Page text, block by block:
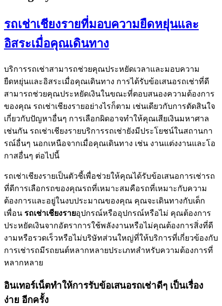
รถเช่าเชียงรายที่มอบความยืดหยุ่นและ
อิสระเมื่อคุณเดินทาง
บริการรถเช่าสามารถช่วยคุณประหยัดเวลาและมอบความ
ยืดหยุ่นและอิสระเมื่อคุณเดินทาง การได้รับข้อเสนอรถเช่าที่ดี
สามารถช่วยคุณประหยัดเงินในขณะที่ตอบสนองความต้องการ
ของคุณ รถเช่าเชียงรายอย่างไรก็ตาม เช่นเดียวกับการตัดสินใจ
เกี่ยวกับปัญหาอื่นๆ การเลือกผิดอาจทำให้คุณเสียเงินมหาศาล
เช่นกัน รถเช่าเชียงรายบริการรถเช่ายังมีประโยชน์ในสถานกา
รณ์อื่นๆ นอกเหนือจากเมื่อคุณเดินทาง เช่น งานแต่งงานและโอ
กาสอื่นๆ ต่อไปนี้
รถเช่าเชียงรายเป็นตัวชี้เพื่อช่วยให้คุณได้รับข้อเสนอการเช่ารถ
ที่ดีการเลือกรถของคุณรถที่เหมาะสมคือรถที่เหมาะกับความ
ต้องการและอยู่ในงบประมาณของคุณ คุณจะเดินทางกับเด็ก
เพื่อน รถเช่าเชียงรายอุปกรณ์หรืออุปกรณ์หรือไม่ คุณต้องการ
ประหยัดเงินจากอัตราการใช้พลังงานหรือไม่คุณต้องการสิ่งที่ดี
งามหรือรวดเร็วหรือไม่บริษัทส่วนใหญ่ที่ให้บริการที่เกี่ยวข้องกับ
การเช่ารถมีรถยนต์หลากหลายประเภทสำหรับความต้องการที่
หลากหลาย
อินเทอร์เน็ตทำให้การรับข้อเสนอรถเช่าดีๆ เป็นเรื่อง
ง่าย อีกครั้ง